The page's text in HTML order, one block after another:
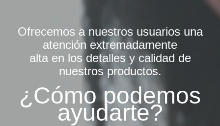
Ofrecemos a nuestros usuarios una
atención extremadamente
alta en los detalles y calidad de
nuestros productos.
¿Cómo podemos
ayudarte?